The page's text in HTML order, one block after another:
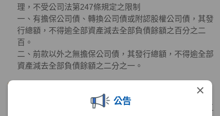
×
公告
理，不受公司法第247條規定之限制
一、有擔保公司債、轉換公司債或附認股權公司債，其發
行總額，不得逾全部資產減去全部負債餘額之百分之二
百。
二、前款以外之無擔保公司債，其發行總額，不得逾全部
資產減去全部負債餘額之二分之一。
最近三年或開業不及三年之開業年度課稅後之平均淨利，
未達原定發行之公司債，應負擔年息總額之百分之一百五